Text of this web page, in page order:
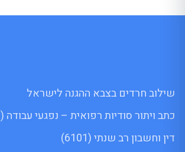
שילוב חרדים בצבא ההגנה לישראל
כתב ויתור סודיות רפואית – נפגעי עבודה (7101)
דין וחשבון רב שנתי (6101)